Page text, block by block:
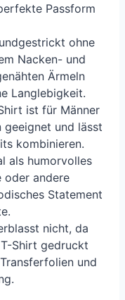
Passform
ohne
Nacken- und
Ärmeln
Langlebigkeit.
ist für Männer
geeignet und lässt
kombinieren.
als humorvolles
oder andere
Statement
nicht, da
Shirt gedruckt
und